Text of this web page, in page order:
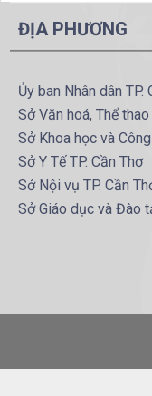
ĐỊA PHƯƠNG
Ủy ban Nhân dân TP.
Sở Văn hoá, Thể
Sở Khoa học và
Sở Y Tế TP. Cần Thơ
Sở Nội vụ TP. Cần
Sở Giáo dục và Đào